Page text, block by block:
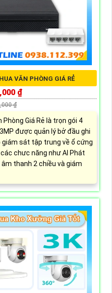
VĂN PHÒNG GIÁ RẺ
₫
₫
Phòng Giá Rẻ là trọn gói 4
được quản lý bở đầu ghi
giám sát tập trung về ổ cứng
chưc năng như AI Phát
thanh 2 chiều và giám